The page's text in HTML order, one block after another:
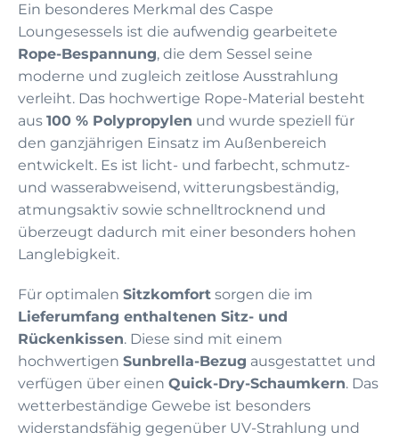
Ein besonderes Merkmal des Caspe
Loungesessels ist die aufwendig gearbeitete
Rope-Bespannung, die dem Sessel seine
moderne und zugleich zeitlose Ausstrahlung
verleiht. Das hochwertige Rope-Material besteht
aus 100 % Polypropylen und wurde speziell für
den ganzjährigen Einsatz im Außenbereich
entwickelt. Es ist licht- und farbecht, schmutz-
und wasserabweisend, witterungsbeständig,
atmungsaktiv sowie schnelltrocknend und
überzeugt dadurch mit einer besonders hohen
Langlebigkeit.
Für optimalen Sitzkomfort sorgen die im
Lieferumfang enthaltenen Sitz- und
Rückenkissen. Diese sind mit einem
hochwertigen Sunbrella-Bezug ausgestattet und
verfügen über einen Quick-Dry-Schaumkern. Das
wetterbeständige Gewebe ist besonders
widerstandsfähig gegenüber UV-Strahlung und